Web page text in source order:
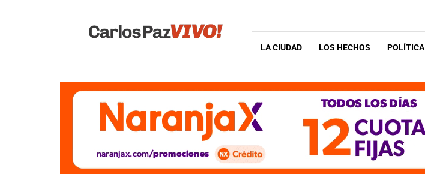
Vivo
LA CIUDAD LOS HECHOS POLÍTICA